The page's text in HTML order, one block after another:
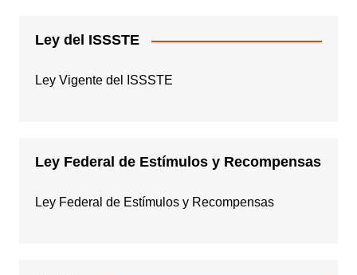
Ley del ISSSTE
Ley Vigente del ISSSTE
Ley Federal de Estímulos y Recompensas
Ley Federal de Estímulos y Recompensas